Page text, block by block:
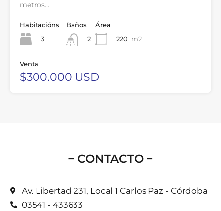
metros…
Habitacións
3
Baños
2
Área
220 m2
Venta
$300.000 USD
− CONTACTO −
Av. Libertad 231, Local 1 Carlos Paz - Córdoba
03541 - 433633